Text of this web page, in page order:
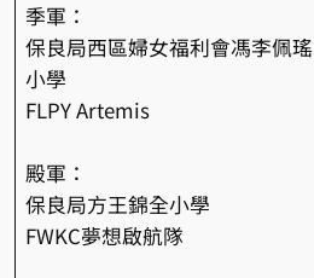
季軍：
保良局西區婦女福利會馮李佩瑤
小學
FLPY Artemis
殿軍：
保良局方王錦全小學
FWKC夢想啟航隊